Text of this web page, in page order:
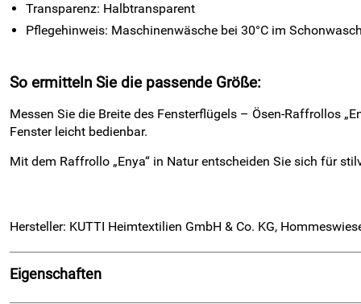
Transparenz: Halbtransparent
Pflegehinweis: Maschinenwäsche bei 30°C im
So ermitteln Sie die passende Größe:
Messen Sie die Breite des Fensterflügels – Ösen-Raffrollos
Fenster leicht bedienbar.
Mit dem Raffrollo „Enya“ in Natur entscheiden Sie sich für
Hersteller: KUTTI Heimtextilien GmbH & Co. KG,
Eigenschaften